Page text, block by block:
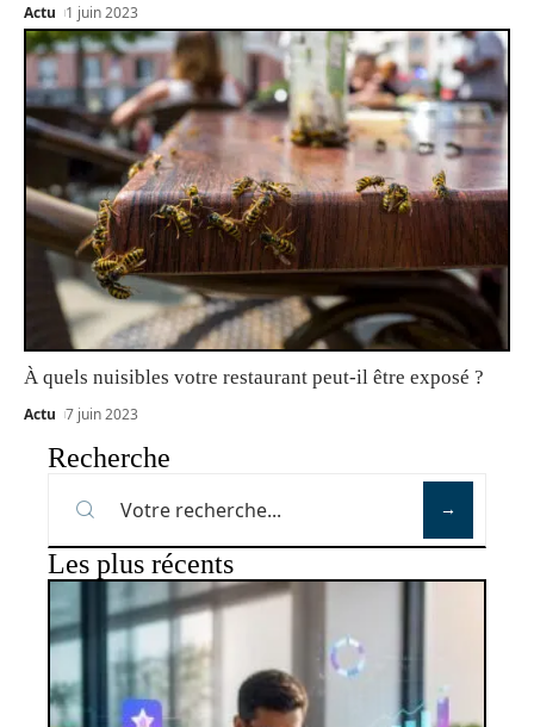
Actu 1 juin 2023
À quels nuisibles votre restaurant peut-il être exposé ?
Actu 7 juin 2023
Recherche
Les plus récents